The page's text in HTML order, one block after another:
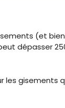
(et
dépasser
les gisements